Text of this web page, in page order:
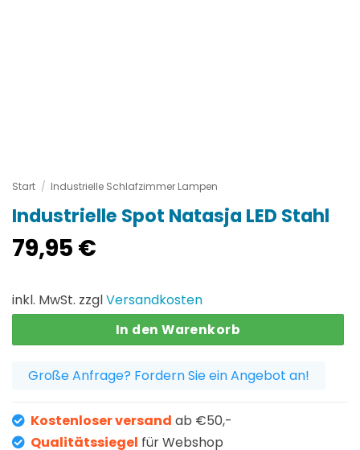
Start / Industrielle Schlafzimmer Lampen
Industrielle Spot Natasja LED Stahl
79,95 €
inkl. MwSt. zzglVersandkosten
In den Warenkorb
Große Anfrage? Fordern Sie ein Angebot an!
Kostenloser versand ab €50,-
Qualitätssiegel für Webshop